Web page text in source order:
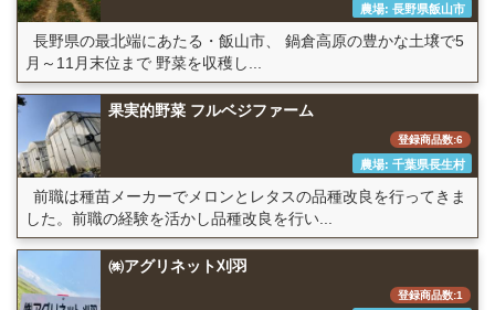
農場: 長野県飯山市
長野県の最北端にあたる・飯山市、 鍋倉高原の豊かな土壌で5
月～11月末位まで 野菜を収穫し...
果実的野菜 フルベジファーム
登録商品数:6
農場: 千葉県長生村
前職は種苗メーカーでメロンとレタスの品種改良を行ってきま
した。前職の経験を活かし品種改良を行い...
㈱アグリネット刈羽
登録商品数:1